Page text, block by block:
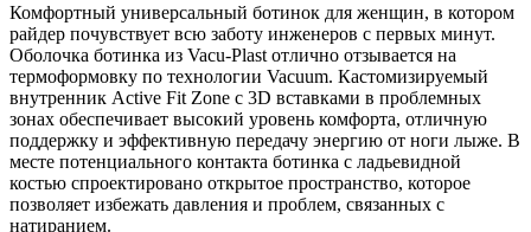
Комфортный универсальный ботинок для женщин, в котором
райдер почувствует всю заботу инженеров с первых минут.
Оболочка ботинка из Vacu-Plast отлично отзывается на
термоформовку по технологии Vacuum. Кастомизируемый
внутренник Active Fit Zone c 3D вставками в проблемных
зонах обеспечивает высокий уровень комфорта, отличную
поддержку и эффективную передачу энергию от ноги лыже. В
месте потенциального контакта ботинка с ладьевидной
костью спроектировано открытое пространство, которое
позволяет избежать давления и проблем, связанных с
натиранием.